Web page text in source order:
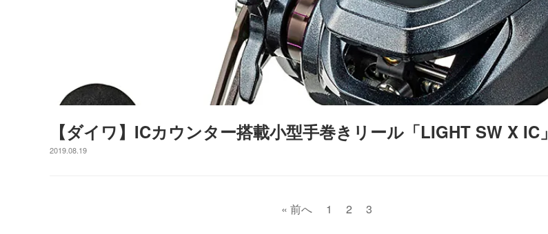
【ダイワ】ICカウンター搭載小型手巻きリール「LIGHT SW X IC」
2019.08.19
« 前へ 1 2 3